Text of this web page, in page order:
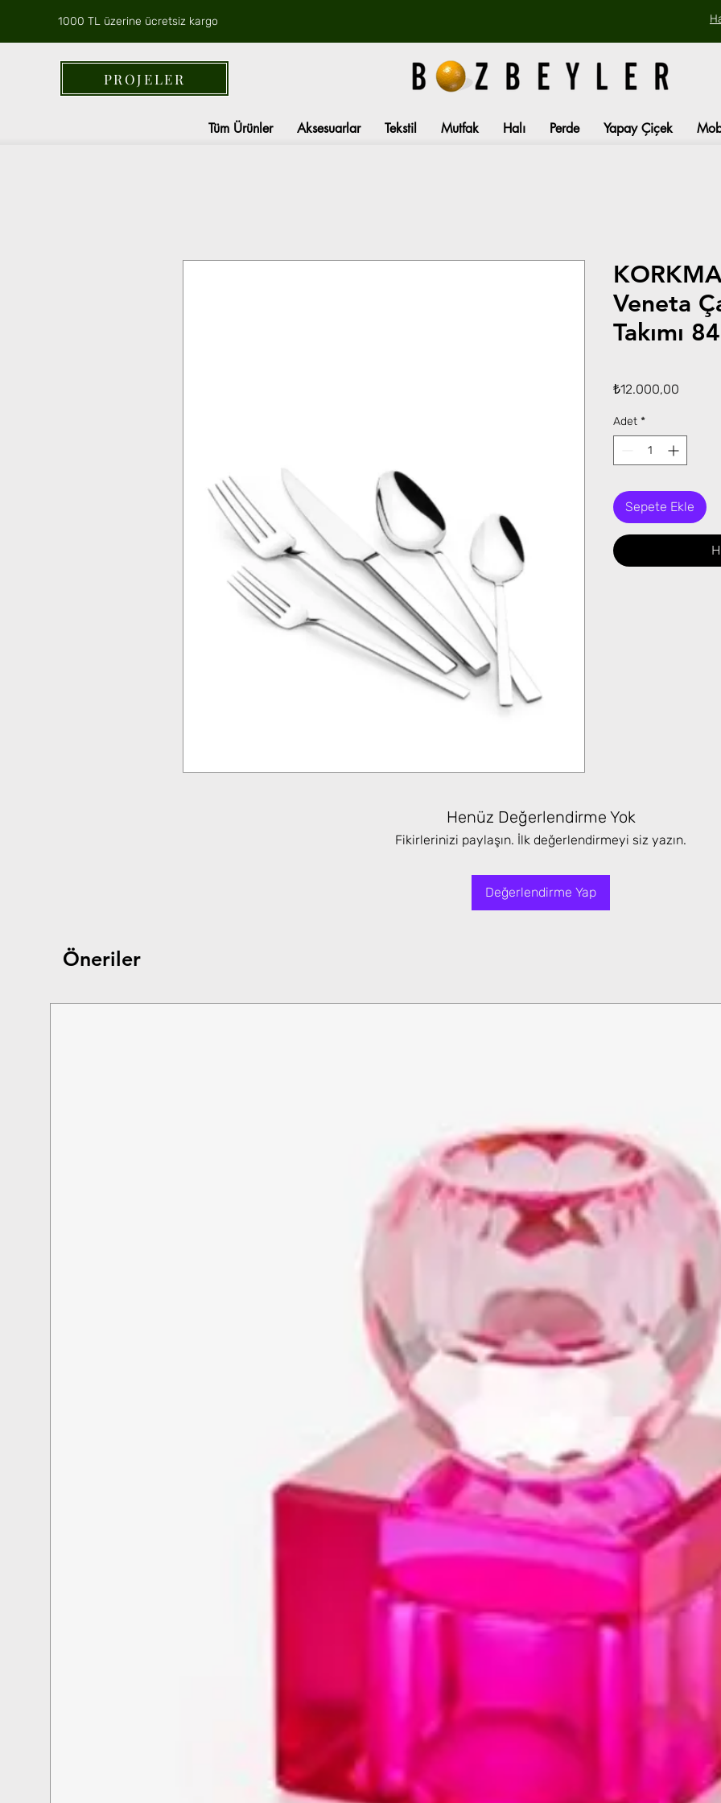
1000 TL üzerine ücretsiz kargo
PROJELER
Tüm Ürünler Aksesuarlar Tekstil Mutfak Halı Perde Yapay Çiçek
Veneta
Takımı
₺12.000,00
Adet *
Sepete Ekle
Henüz Değerlendirme Yok
Fikirlerinizi paylaşın. İlk değerlendirmeyi siz yazın.
Değerlendirme Yap
Öneriler